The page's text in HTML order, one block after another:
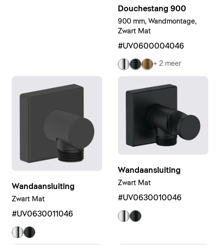
Douchestang 900
900 mm, Wandmontage,
Zwart Mat
#UV0600004046
+ 2 meer
Wandaansluiting
Zwart Mat
#UV0630011046
Wandaansluiting
Zwart Mat
#UV0630010046